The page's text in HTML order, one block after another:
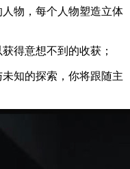
物，每个人物塑造立体
得意想不到的收获；
知的探索，你将跟随主